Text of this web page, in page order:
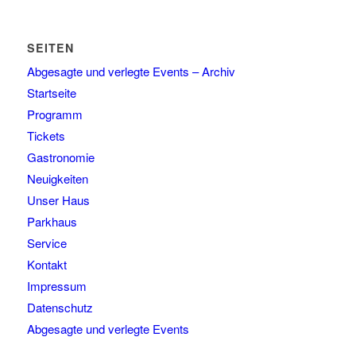
SEITEN
Abgesagte und verlegte Events – Archiv
Startseite
Programm
Tickets
Gastronomie
Neuigkeiten
Unser Haus
Parkhaus
Service
Kontakt
Impressum
Datenschutz
Abgesagte und verlegte Events